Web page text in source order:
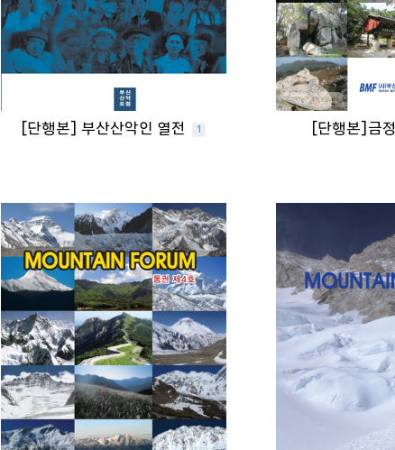
[단행본] 부산산악인 열전 1 [단행본]금